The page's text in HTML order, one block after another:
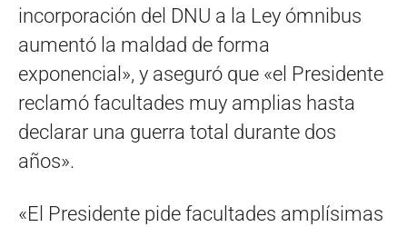
incorporación del DNU a la Ley ómnibus
aumentó la maldad de forma
exponencial», y aseguró que «el Presidente
reclamó facultades muy amplias hasta
declarar una guerra total durante dos
años».
«El Presidente pide facultades amplísimas